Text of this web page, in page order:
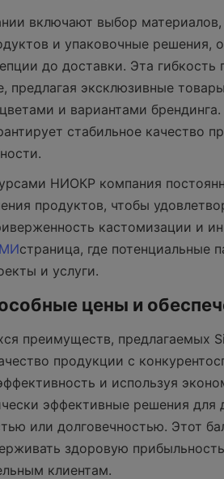
включают выбор
и упаковочные решения,
до доставки. Эта гибкость
предлагая эксклюзивные
и вариантами
стабильное качество
НИОКР компания
продуктов, чтобы
кастомизации и
страница, где потенциальные
и услуги.
цены и
преимуществ, предлагаемых
продукции с
и используя
эффективные решения для
или долговечностью. Этот
здоровую
клиентам.